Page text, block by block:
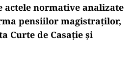
actele normative analizate
pensiilor magistraţilor,
Curte de Casaţie şi